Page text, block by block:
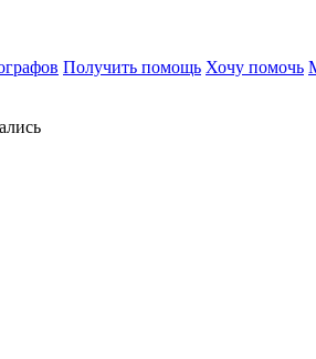
Получить помощь Хочу помочь